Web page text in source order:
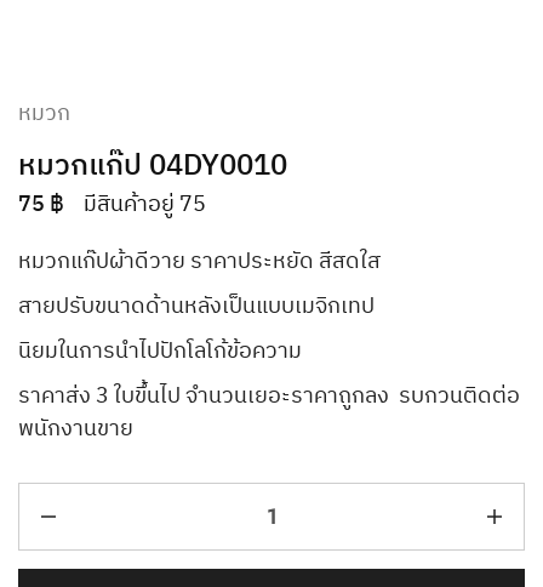
หมวก
หมวกแก๊ป 04DY0010
75 ฿ มีสินค้าอยู่ 75
หมวกแก๊ปผ้าดีวาย ราคาประหยัด สีสดใส
สายปรับขนาดด้านหลังเป็นแบบเมจิกเทป
นิยมในการนำไปปักโลโก้ข้อความ
ราคาส่ง 3 ใบขึ้นไป จำนวนเยอะราคาถูกลง รบกวนติดต่อ
พนักงานขาย